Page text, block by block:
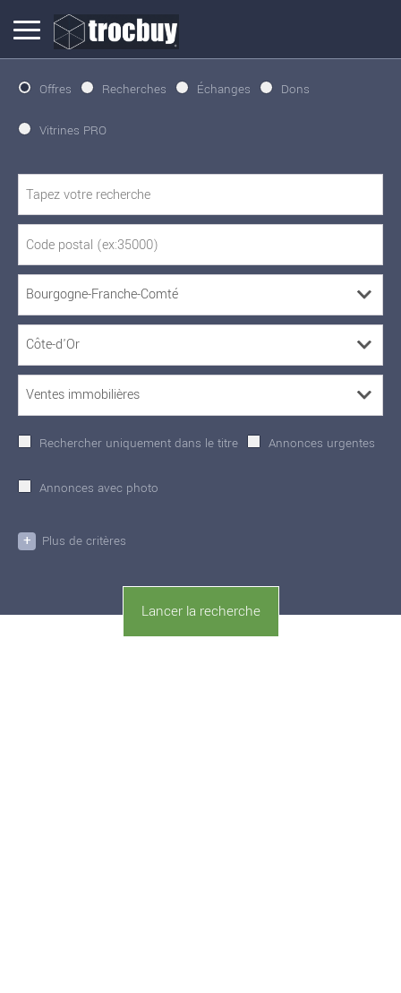
Offres Recherches Échanges Dons
Vitrines PRO
Rechercher uniquement dans le titre Annonces urgentes
Annonces avec photo
+ Plus de critères